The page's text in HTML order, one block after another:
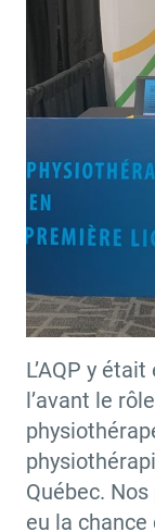
L’AQP y
l’avant le
Québec.
eu la